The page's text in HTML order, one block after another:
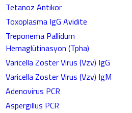
Tetanoz Antikor
Toxoplasma IgG Avidite
Treponema Pallidum
Hemaglütinasyon (Tpha)
Varicella Zoster Virus (Vzv) IgG
Varicella Zoster Virus (Vzv) IgM
Adenovirus PCR
Aspergillus PCR